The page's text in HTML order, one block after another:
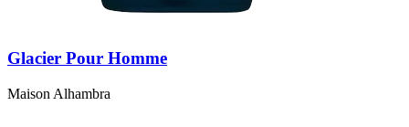
Glacier Pour Homme
Maison Alhambra